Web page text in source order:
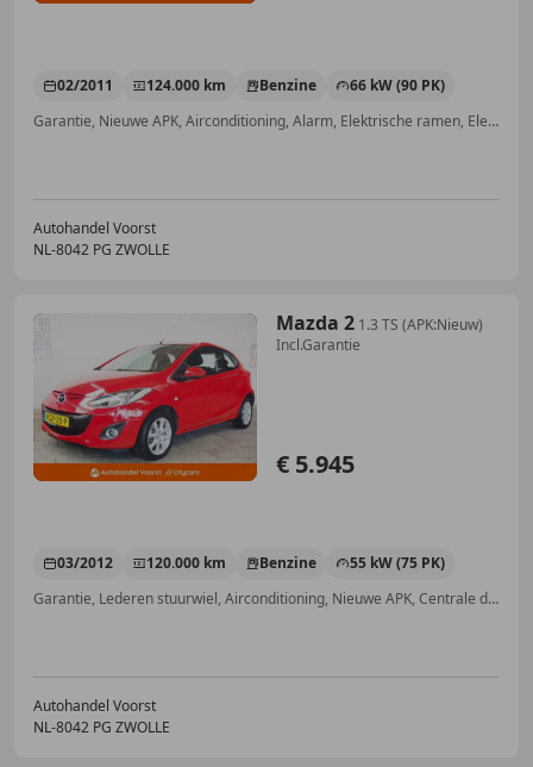
02/2011 124.000 km Benzine
66 kW (90 PK)
Garantie, Nieuwe APK, Airconditioning, Alarm, Elektrische ramen, Elektrisch verstelbare buitenspiegels, Lederen stuurwiel, Centrale deurvergrendeling met afstandsbediening
Autohandel Voorst
NL-8042 PG ZWOLLE
Mazda 2 1.3 TS (APK:Nieuw)
Incl.Garantie
€ 5.945
03/2012 120.000 km Benzine
55 kW (75 PK)
Garantie, Lederen stuurwiel, Airconditioning, Nieuwe APK, Centrale deurvergrendeling met afstandsbediening, Mistlampen, Alarm, Elektrisch verstelbare buitenspiegels
Autohandel Voorst
NL-8042 PG ZWOLLE